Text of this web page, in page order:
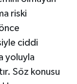
riski
ciddi
yoluyla
Söz konusu